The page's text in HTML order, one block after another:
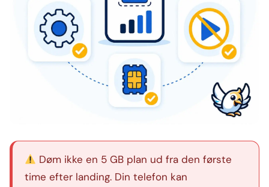
Døm ikke en 5 GB plan ud fra den første
time efter landing. Din telefon kan